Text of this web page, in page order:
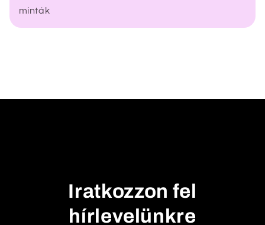
c
h
minták
Iratkozzon fel
hírlevelünkre